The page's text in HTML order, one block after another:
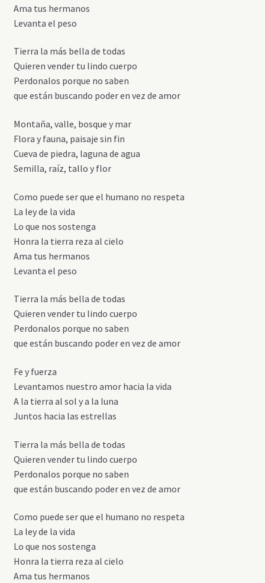
Ama tus hermanos
Levanta el peso
Tierra la más bella de todas
Quieren vender tu lindo cuerpo
Perdonalos porque no saben
que están buscando poder en vez de amor
Montaña, valle, bosque y mar
Flora y fauna, paisaje sin fin
Cueva de piedra, laguna de agua
Semilla, raíz, tallo y flor
Como puede ser que el humano no respeta
La ley de la vida
Lo que nos sostenga
Honra la tierra reza al cielo
Ama tus hermanos
Levanta el peso
Tierra la más bella de todas
Quieren vender tu lindo cuerpo
Perdonalos porque no saben
que están buscando poder en vez de amor
Fe y fuerza
Levantamos nuestro amor hacia la vida
A la tierra al sol y a la luna
Juntos hacia las estrellas
Tierra la más bella de todas
Quieren vender tu lindo cuerpo
Perdonalos porque no saben
que están buscando poder en vez de amor
Como puede ser que el humano no respeta
La ley de la vida
Lo que nos sostenga
Honra la tierra reza al cielo
Ama tus hermanos